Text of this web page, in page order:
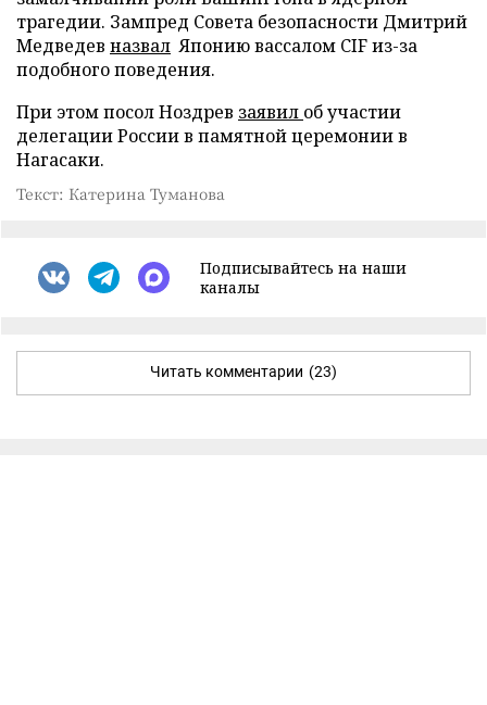
трагедии. Зампред Совета безопасности Дмитрий
Медведев назвал Японию вассалом CIF из-за
подобного поведения.
При этом посол Ноздрев заявил об участии
делегации России в памятной церемонии в
Нагасаки.
Текст: Катерина Туманова
Подписывайтесь на наши
каналы
Читать комментарии (23)